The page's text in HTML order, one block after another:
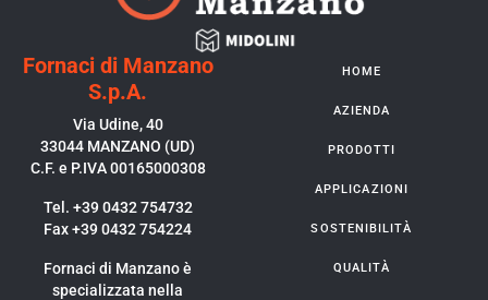
Fornaci di Manzano
S.p.A.
Via Udine, 40
33044 MANZANO (UD)
C.F. e P.IVA 00165000308
Tel. +39 0432 754732
Fax +39 0432 754224
Fornaci di Manzano è
specializzata nella
HOME
AZIENDA
PRODOTTI
APPLICAZIONI
SOSTENIBILITÀ
QUALITÀ